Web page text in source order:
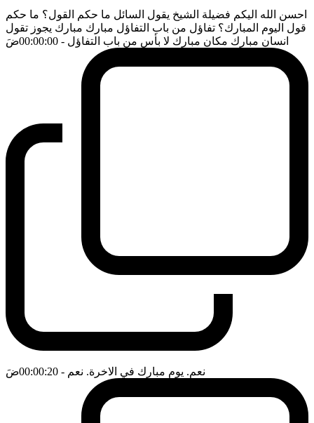
احسن الله اليكم فضيلة الشيخ يقول السائل ما حكم القول؟ ما حكم
قول اليوم المبارك؟ تفاؤل من باب التفاؤل مبارك مبارك يجوز تقول
انسان مبارك مكان مبارك لا بأس من باب التفاؤل - 00:00:00 ضَ
نعم. يوم مبارك في الاخرة. نعم - 00:00:20 ضَ